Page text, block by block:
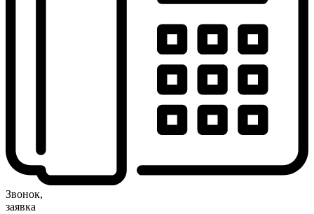
Звонок,
заявка